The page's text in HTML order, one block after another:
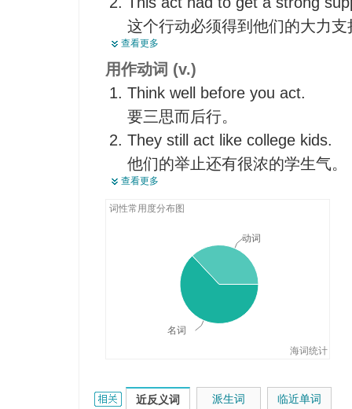
这个行动必须得到他们的大力支
In 1601, Parliament passed an
provide the poor with more jobs.
1601年,国会通过了一项旨在向
的法案。
Don't take her seriously--it's all
别跟她认真--完全是装腔作势。
查看更多
用作动词 (v.)
Think well before you act.
要三思而后行。
They still act like college kids.
他们的举止还有很浓的学生气。
John's been acting very
近来约翰的行为怪得很。
I decided to act dumb.
我决定装哑。
Act interested even if you're
即使你觉得厌烦，也假装有兴趣
Now let's act out the model
现在让我们表演一下示范对话。
她计划在夏季剧团中扮演马克白
查看更多
词性常用度分布图
海词统计
名词
动词
act的相关资料：
近反义词 派生词 临近单词